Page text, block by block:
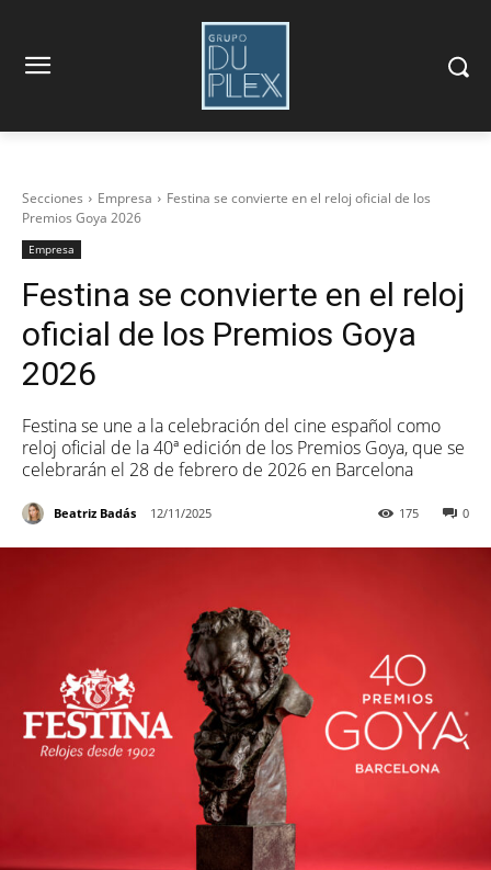
Secciones Empresa
Festina se convierte en el reloj oficial de los
Premios Goya 2026
Empresa
Festina se convierte en el reloj
oficial de los Premios Goya
2026
Festina se une a la celebración del cine español como
reloj oficial de la 40ª edición de los Premios Goya, que se
celebrarán el 28 de febrero de 2026 en Barcelona
Beatriz Badás 12/11/2025 0
175